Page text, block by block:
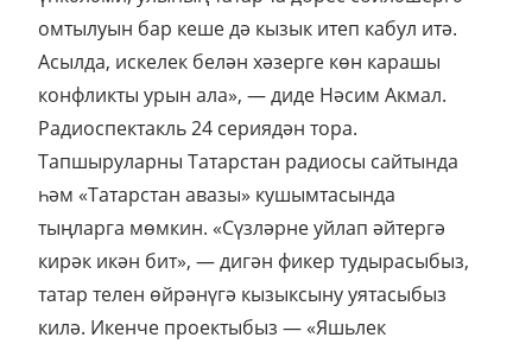
омтылуын бар кеше дә кызык итеп кабул итә.
Асылда, искелек белән хәзерге көн карашы
конфликты урын ала», — диде Нәсим Акмал.
Радиоспектакль 24 сериядән тора.
Тапшыруларны Татарстан радиосы сайтында
һәм «Татарстан авазы» кушымтасында
тыңларга мөмкин. «Сүзләрне уйлап әйтергә
кирәк икән бит», — дигән фикер тудырасыбыз,
татар телен өйрәнүгә кызыксыну уятасыбыз
килә. Икенче проектыбыз — «Яшьлек